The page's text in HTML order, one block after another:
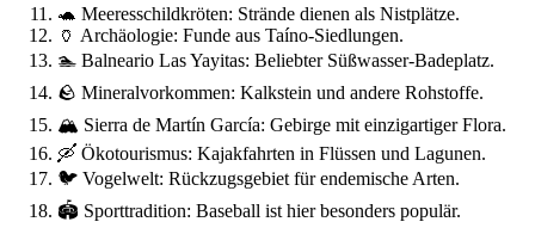
🐢 Meeresschildkröten: Strände dienen als Nistplätze.
🏺 Archäologie: Funde aus Taíno-Siedlungen.
🏊 Balneario Las Yayitas: Beliebter Süßwasser-Badeplatz.
🪨 Mineralvorkommen: Kalkstein und andere Rohstoffe.
🏔️ Sierra de Martín García: Gebirge mit einzigartiger Flora.
🛶 Ökotourismus: Kajakfahrten in Flüssen und Lagunen.
🐦 Vogelwelt: Rückzugsgebiet für endemische Arten.
🏟️ Sporttradition: Baseball ist hier besonders populär.